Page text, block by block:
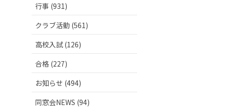
行事 (931)
クラブ活動 (561)
高校入試 (126)
合格 (227)
お知らせ (494)
同窓会NEWS (94)